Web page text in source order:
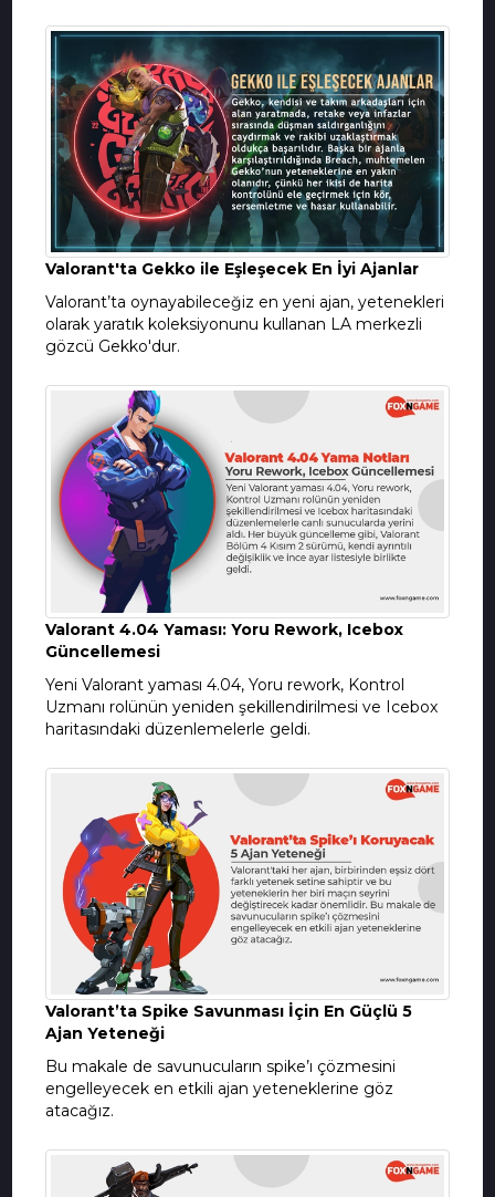
Valorant'ta Gekko ile Eşleşecek En İyi Ajanlar
Valorant’ta oynayabileceğiz en yeni ajan, yetenekleri
olarak yaratık koleksiyonunu kullanan LA merkezli
gözcü Gekko'dur.
Valorant 4.04 Yaması: Yoru Rework, Icebox
Güncellemesi
Yeni Valorant yaması 4.04, Yoru rework, Kontrol
Uzmanı rolünün yeniden şekillendirilmesi ve Icebox
haritasındaki düzenlemelerle geldi.
Valorant’ta Spike Savunması İçin En Güçlü 5
Ajan Yeteneği
Bu makale de savunucuların spike’ı çözmesini
engelleyecek en etkili ajan yeteneklerine göz
atacağız.